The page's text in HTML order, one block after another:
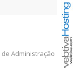
o Brasil no
Administração